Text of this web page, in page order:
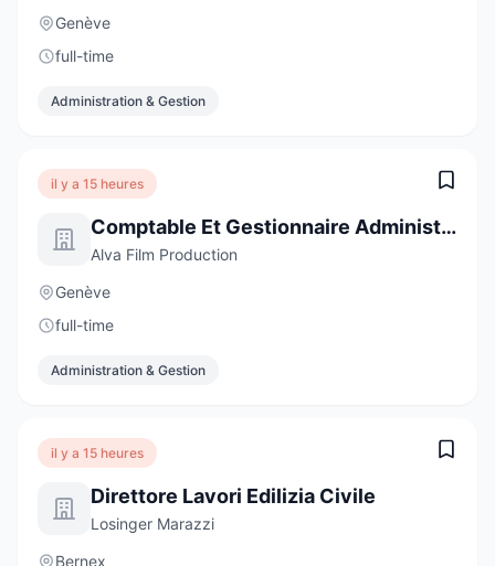
Genève
full-time
Administration & Gestion
il y a 15 heures
Comptable Et Gestionnaire Administratif
Alva Film Production
Genève
full-time
Administration & Gestion
il y a 15 heures
Direttore Lavori Edilizia Civile
Losinger Marazzi
Bernex